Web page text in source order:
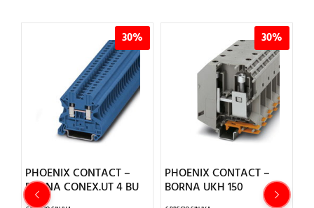
30%
PHOENIX CONTACT –
BORNA CONEX.UT 4 BU
30%
PHOENIX CONTACT –
BORNA UKH 150